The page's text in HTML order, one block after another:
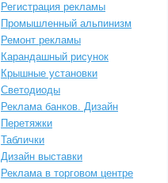
Регистрация рекламы
Промышленный альпинизм
Ремонт рекламы
Карандашный рисунок
Крышные установки
Светодиоды
Реклама банков. Дизайн
Перетяжки
Таблички
Дизайн выставки
Реклама в торговом центре